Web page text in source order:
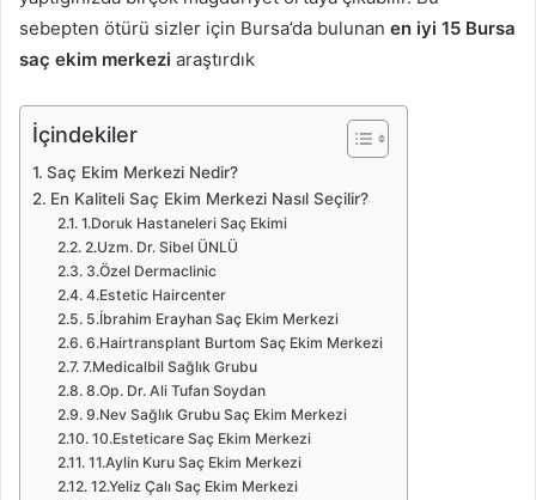
sebepten ötürü sizler için Bursa’da bulunan en iyi 15 Bursa
saç ekim merkezi araştırdık
İçindekiler
Saç Ekim Merkezi Nedir?
En Kaliteli Saç Ekim Merkezi Nasıl Seçilir?
1.Doruk Hastaneleri Saç Ekimi
2.Uzm. Dr. Sibel ÜNLÜ
3.Özel Dermaclinic
4.Estetic Haircenter
5.İbrahim Erayhan Saç Ekim Merkezi
6.Hairtransplant Burtom Saç Ekim Merkezi
7.Medicalbil Sağlık Grubu
8.Op. Dr. Ali Tufan Soydan
9.Nev Sağlık Grubu Saç Ekim Merkezi
10.Esteticare Saç Ekim Merkezi
11.Aylin Kuru Saç Ekim Merkezi
12.Yeliz Çalı Saç Ekim Merkezi